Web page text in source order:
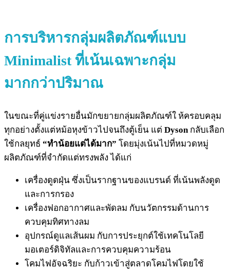
การบริหารกลุ่มผลิตภัณฑ์แบบ
Minimalist ที่เน้นเฉพาะกลุ่ม
มากกว่าปริมาณ
ในขณะที่คู่แข่งรายอื่นมักขยายกลุ่มผลิตภัณฑ์ใ ห้ครอบคลุม
ทุกอย่างตั้งแต่หม้อหุงข้าวไปจนถึงตู้เย็น แต่ Dysonกลับเลือก
ใช้กลยุทธ์ “ทำน้อยแต่ได้มาก” โดยมุ่งเน้นไปที่หมวดหมู่
ผลิตภัณฑ์ที่จำกัดแต่ทรงพลัง ได้แก่
เครื่องดูดฝุ่น ซึ่งเป็นรากฐานของแบรนด์ ที่เน้นพลังดูด
และการกรอง
เครื่องฟอกอากาศและพัดลม กับนวัตกรรมด้านการ
ควบคุมทิศทางลม
อุปกรณ์ดูแลเส้นผม กับการประยุกต์ใช้เทคโนโลยี
มอเตอร์ดิจิทัลและการควบคุมความร้อน
โคมไฟอัจฉริยะ กับก้าวเข้าสู่ตลาดโคมไฟโดยใช้